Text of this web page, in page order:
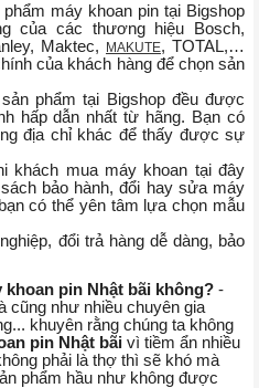
máy khoan pin tại Bigshop
của các thương hiệu Bosch,
Maktec, MAKUTE, TOTAL,…
của khách hàng để chọn sản
phẩm tại Bigshop đều được
hấp dẫn nhất từ hãng. Bạn có
địa chỉ khác để thấy được sự
khách mua máy khoan tại đây
bảo hành, đổi hay sửa máy
có thể yên tâm lựa chọn mẫu
đổi trả hàng dễ dàng, bảo
khoan pin Nhật bãi không? -
cũng như nhiều chuyên gia
khuyên rằng chúng ta không
pin Nhật bãi vì tiềm ẩn nhiều
phải là thợ thì sẽ khó mà
phẩm hầu như không được